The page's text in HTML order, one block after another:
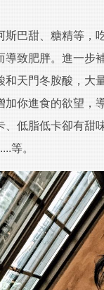
斯巴甜、糖精等，
導致肥胖。進一步
和天門冬胺酸，大
加你進食的欲望，
、低脂低卡卻有甜
等。